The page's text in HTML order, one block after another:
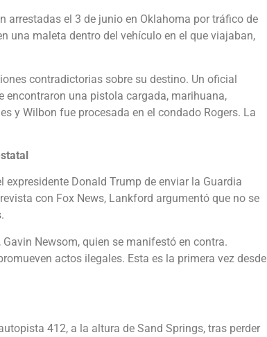
arrestadas el 3 de junio en Oklahoma por tráfico de
una maleta dentro del vehículo en el que viajaban,
contradictorias sobre su destino. Un oficial
encontraron una pistola cargada, marihuana,
y Wilbon fue procesada en el condado Rogers. La
Donald Trump de enviar la Guardia
con Fox News, Lankford argumentó que no se
Newsom, quien se manifestó en contra.
actos ilegales. Esta es la primera vez desde
412, a la altura de Sand Springs, tras perder